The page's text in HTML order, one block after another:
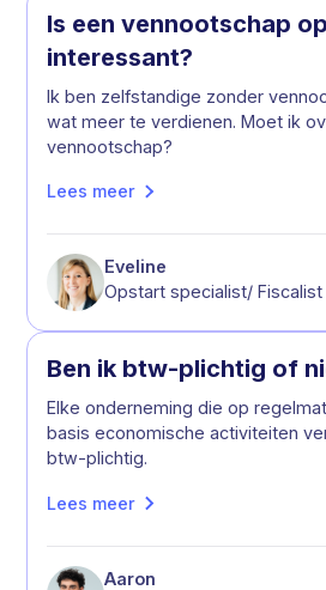
Is een vennootschap
interessant?
Ik ben zelfstandige zonder
wat meer te verdienen. Moet ik
vennootschap?
Lees meer
Eveline
Opstart specialist/ Fiscalist
Ben ik btw-plichtig of
Elke onderneming die op
basis economische activiteiten
btw-plichtig.
Lees meer
Aaron